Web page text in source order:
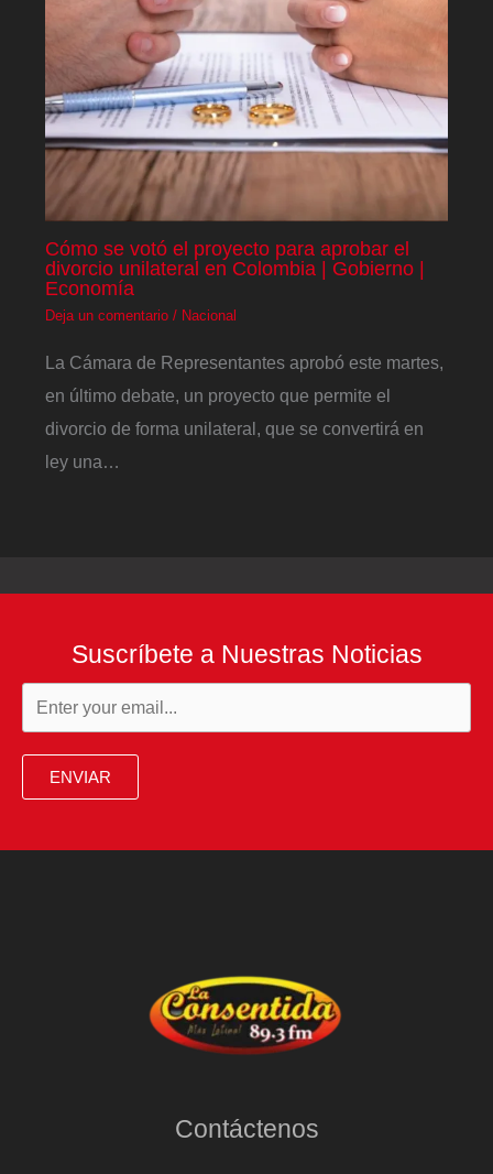
Cómo se votó el proyecto para aprobar el
divorcio unilateral en Colombia | Gobierno |
Economía
Deja un comentario / Nacional
La Cámara de Representantes aprobó este martes,
en último debate, un proyecto que permite el
divorcio de forma unilateral, que se convertirá en
ley una…
Suscríbete a Nuestras Noticias
ENVIAR
Contáctenos